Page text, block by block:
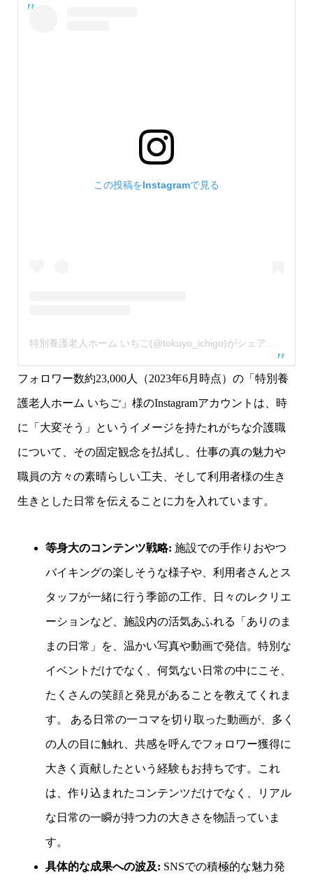
この投稿をInstagramで見る
フォロワー数約23,000人（2023年6月時点）の「特別養
護老人ホーム いちご」様のInstagramアカウントは、時
に「大変そう」というイメージを持たれがちな介護職
について、その固定観念を払拭し、仕事の真の魅力や
職員の方々の素晴らしい工夫、そして利用者様の生き
生きとした日常を伝えることに力を入れています。
等身大のコンテンツ戦略: 施設での手作りおやつ
バイキングの楽しそうな様子や、利用者さんとス
タッフが一緒に行う季節の工作、日々のレクリエ
ーションなど、施設内の活気あふれる「ありのま
まの日常」を、温かい写真や動画で発信。特別な
イベントだけでなく、何気ない日常の中にこそ、
たくさんの笑顔と発見があることを教えてくれま
す。 ある日常の一コマを切り取った動画が、多く
の人の目に触れ、共感を呼んでフォロワー獲得に
大きく貢献したという経験もお持ちです。これ
は、作り込まれたコンテンツだけでなく、リアル
な日常の一瞬が持つ力の大きさを物語っていま
す。
具体的な成果への波及: SNSでの積極的な魅力発